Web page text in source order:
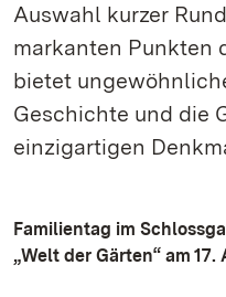
Auswahl kurzer
markanten Punkten
bietet
Geschichte und die
einzigartigen
Familientag im
„Welt der Gärten“ am 17.